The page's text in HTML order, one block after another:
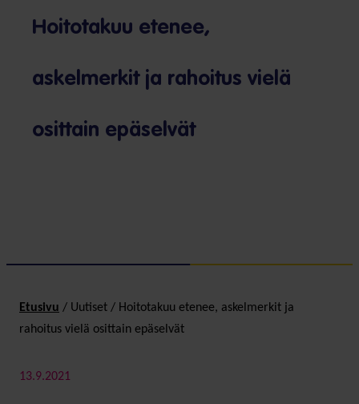
Hoitotakuu etenee,
askelmerkit ja rahoitus vielä
osittain epäselvät
Etusivu / Uutiset / Hoitotakuu etenee, askelmerkit ja
rahoitus vielä osittain epäselvät
13.9.2021